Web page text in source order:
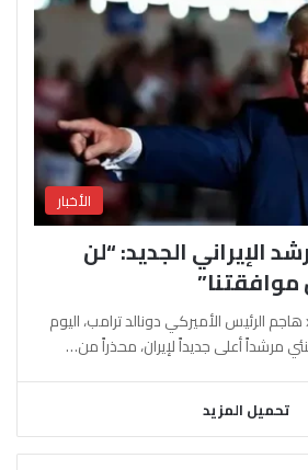
الأخبار
الإيراني الجديد: “لن
آفرين علو ـ xeber24.net هاجم الرئيس الأميركي دونالد ترامب، اليوم
مرشداً أعلى جديداً لإيران، محذراً من…
تحميل المزيد